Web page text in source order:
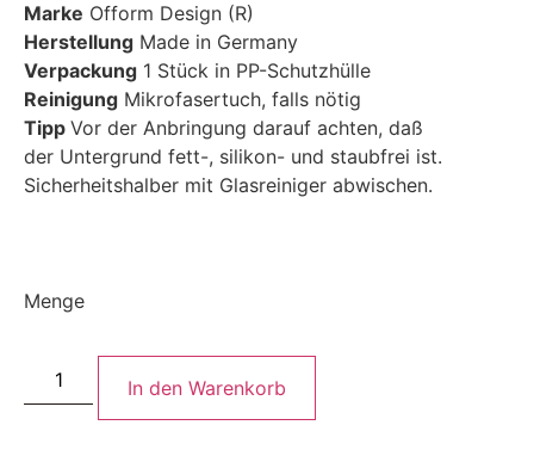
Marke Ofform Design (R)
Herstellung Made in Germany
Verpackung 1 Stück in PP-Schutzhülle
Reinigung Mikrofasertuch, falls nötig
Tipp Vor der Anbringung darauf achten, daß
der Untergrund fett-, silikon- und staubfrei ist.
Sicherheitshalber mit Glasreiniger abwischen.
Menge
In den Warenkorb